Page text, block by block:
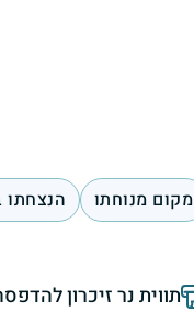
מקום מנוחתו הנצחתו
תווית נר זיכרון